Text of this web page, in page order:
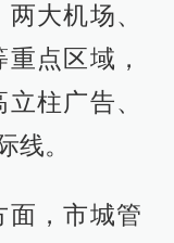
大机场、
点区域，
柱广告、
线。
面，市城管